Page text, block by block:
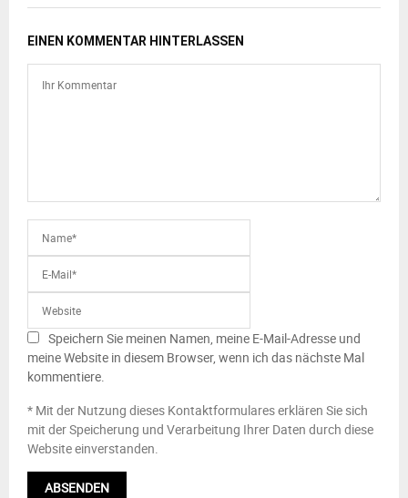
EINEN KOMMENTAR HINTERLASSEN
Speichern Sie meinen Namen, meine E-Mail-Adresse und
meine Website in diesem Browser, wenn ich das nächste Mal
kommentiere.
* Mit der Nutzung dieses Kontaktformulares erklären Sie sich
mit der Speicherung und Verarbeitung Ihrer Daten durch diese
Website einverstanden.